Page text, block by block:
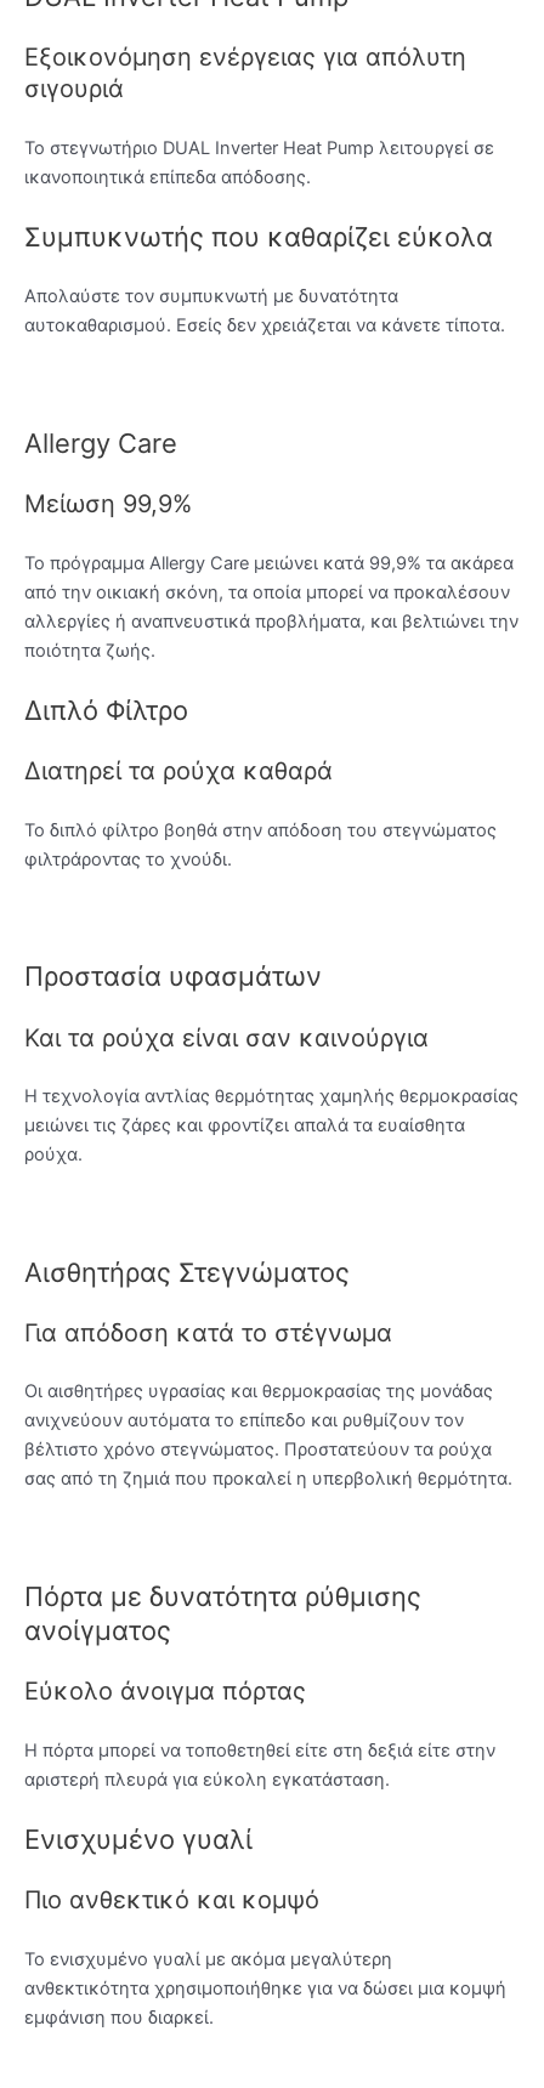
Εξοικονόμηση ενέργειας για απόλυτη
σιγουριά
Το στεγνωτήριο DUAL Inverter Heat Pump λειτουργεί σε
ικανοποιητικά επίπεδα απόδοσης.
Συμπυκνωτής που καθαρίζει εύκολα
Απολαύστε τον συμπυκνωτή με δυνατότητα
αυτοκαθαρισμού. Εσείς δεν χρειάζεται να κάνετε τίποτα.
Allergy Care
Μείωση 99,9%
Το πρόγραμμα Allergy Care μειώνει κατά 99,9% τα ακάρεα
από την οικιακή σκόνη, τα οποία μπορεί να προκαλέσουν
αλλεργίες ή αναπνευστικά προβλήματα, και βελτιώνει την
ποιότητα ζωής.
Διπλό Φίλτρο
Διατηρεί τα ρούχα καθαρά
To διπλό φίλτρο βοηθά στην απόδοση του στεγνώματος
φιλτράροντας το χνούδι.
Προστασία υφασμάτων
Και τα ρούχα είναι σαν καινούργια
Η τεχνολογία αντλίας θερμότητας χαμηλής θερμοκρασίας
μειώνει τις ζάρες και φροντίζει απαλά τα ευαίσθητα
ρούχα.
Αισθητήρας Στεγνώματος
Για απόδοση κατά το στέγνωμα
Οι αισθητήρες υγρασίας και θερμοκρασίας της μονάδας
ανιχνεύουν αυτόματα το επίπεδο και ρυθμίζουν τον
βέλτιστο χρόνο στεγνώματος. Προστατεύουν τα ρούχα
σας από τη ζημιά που προκαλεί η υπερβολική θερμότητα.
Πόρτα με δυνατότητα ρύθμισης
ανοίγματος
Εύκολο άνοιγμα πόρτας
Η πόρτα μπορεί να τοποθετηθεί είτε στη δεξιά είτε στην
αριστερή πλευρά για εύκολη εγκατάσταση.
Ενισχυμένο γυαλί
Πιο ανθεκτικό και κομψό
Το ενισχυμένο γυαλί με ακόμα μεγαλύτερη
ανθεκτικότητα χρησιμοποιήθηκε για να δώσει μια κομψή
εμφάνιση που διαρκεί.